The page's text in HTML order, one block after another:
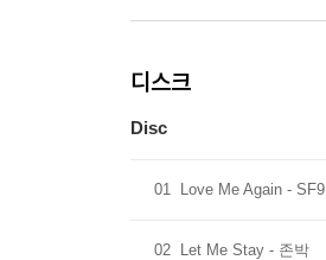
디스크
Disc
01 Love Me Again - SF9
02 Let Me Stay - 존박